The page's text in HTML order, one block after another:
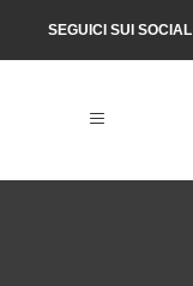
SEGUICI SUI SOCIAL